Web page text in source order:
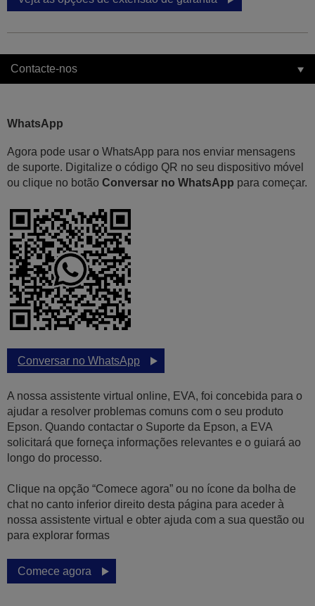
Contacte-nos
WhatsApp
Agora pode usar o WhatsApp para nos enviar mensagens
de suporte. Digitalize o código QR no seu dispositivo móvel
ou clique no botão Conversar no WhatsApp para começar.
Conversar no WhatsApp
A nossa assistente virtual online, EVA, foi concebida para o
ajudar a resolver problemas comuns com o seu produto
Epson. Quando contactar o Suporte da Epson, a EVA
solicitará que forneça informações relevantes e o guiará ao
longo do processo.
Clique na opção “Comece agora” ou no ícone da bolha de
chat no canto inferior direito desta página para aceder à
nossa assistente virtual e obter ajuda com a sua questão ou
para explorar formas
Comece agora